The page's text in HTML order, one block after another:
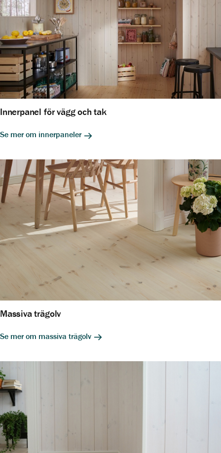
Innerpanel för vägg och tak
Se mer om innerpaneler
Massiva trägolv
Se mer om massiva trägolv